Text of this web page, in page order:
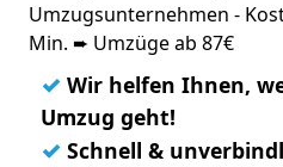
Umzugsunternehmen -
Min. ➨ Umzüge ab 87€
✓ Wir helfen Ihnen,
Umzug geht!
✓ Schnell &